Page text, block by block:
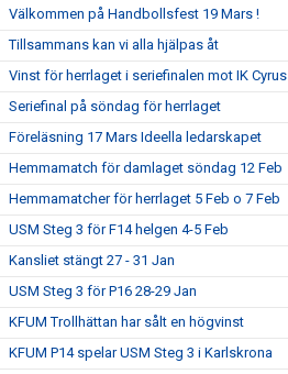
Välkommen på Handbollsfest 19 Mars !
Tillsammans kan vi alla hjälpas åt
Vinst för herrlaget i seriefinalen mot IK Cyrus
Seriefinal på söndag för herrlaget
Föreläsning 17 Mars Ideella ledarskapet
Hemmamatch för damlaget söndag 12 Feb
Hemmamatcher för herrlaget 5 Feb o 7 Feb
USM Steg 3 för F14 helgen 4-5 Feb
Kansliet stängt 27 - 31 Jan
USM Steg 3 för P16 28-29 Jan
KFUM Trollhättan har sålt en högvinst
KFUM P14 spelar USM Steg 3 i Karlskrona